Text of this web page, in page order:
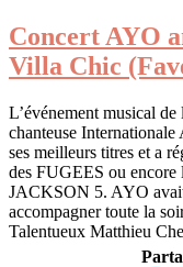
Concert AYO
Villa Chic
L’événement musical
chanteuse
ses meilleurs titres et a
des FUGEES ou
JACKSON 5. AYO avait
accompagner toute la
Talentueux Matthieu